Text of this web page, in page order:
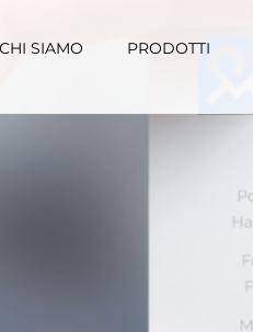
CHI SIAMO PRODOTTI